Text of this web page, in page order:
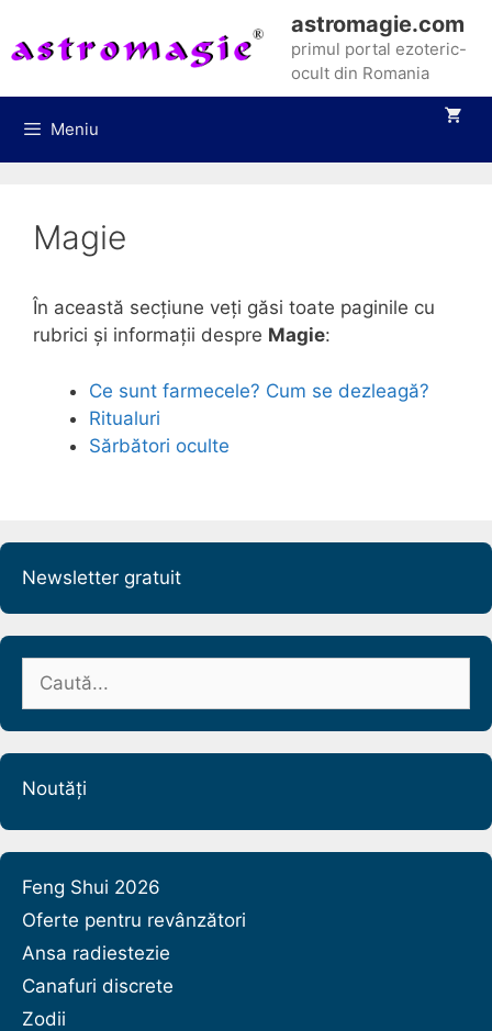
conținut
astromagie.com
primul portal ezoteric-
ocult din Romania
Meniu
Magie
În această secțiune veți găsi toate paginile cu
rubrici și informații despre Magie:
Ce sunt farmecele? Cum se dezleagă?
Ritualuri
Sărbători oculte
Newsletter gratuit
Caută
Noutăți
Feng Shui 2026
Oferte pentru revânzători
Ansa radiestezie
Canafuri discrete
Zodii